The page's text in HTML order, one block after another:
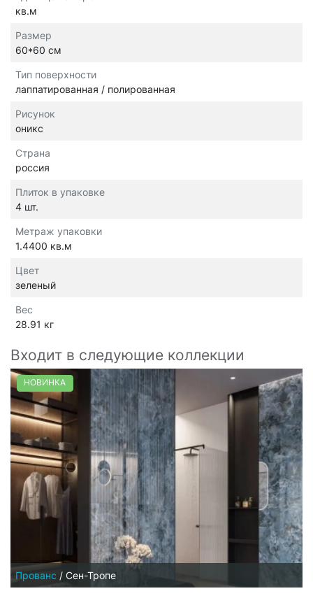
кв.м
Размер
60*60 см
Тип поверхности
лаппатированная / полированная
Рисунок
оникс
Страна
россия
Плиток в упаковке
4 шт.
Метраж упаковки
1.4400 кв.м
Цвет
зеленый
Вес
28.91 кг
Входит в следующие коллекции
НОВИНКА
Прованс / Сен-Тропе